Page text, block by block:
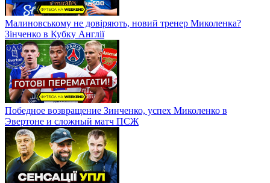
Малиновському не довіряють, новий тренер Миколенка?
Зінченко в Кубку Англії
Победное возвращение Зинченко, успех Миколенко в
Эвертоне и сложный матч ПСЖ